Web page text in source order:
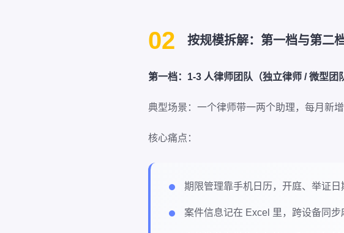
02 按规模拆解：第一档与第二
第一档：1-3 人律师团队（独立律师 / 微型团
典型场景：一个律师带一两个助理，每月新增
核心痛点：
期限管理靠手机日历，开庭、举证日
案件信息记在 Excel 里，跨设备同步